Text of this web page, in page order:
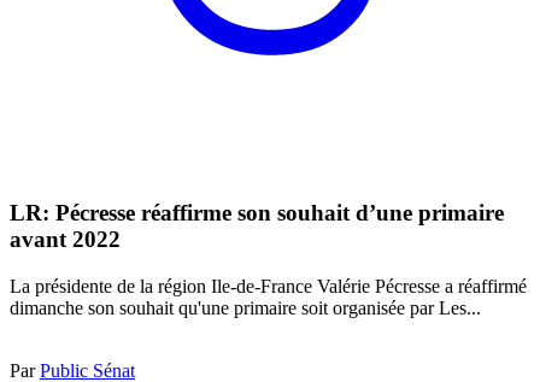
LR: Pécresse réaffirme son souhait d’une primaire
avant 2022
La présidente de la région Ile-de-France Valérie Pécresse a réaffirmé
dimanche son souhait qu'une primaire soit organisée par Les...
ParPublic Sénat